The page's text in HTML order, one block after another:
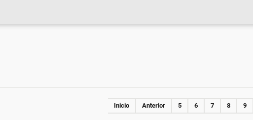
Inicio Anterior 5 6 7 8 9